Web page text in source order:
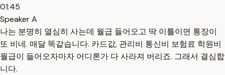
01:45
Speaker A
나는 분명히 열심히 사는데 월급 들어오고 딱 이틀이면 통장이
또 비네. 매달 똑같습니다. 카드값, 관리비 통신비 보험료 학원비
월급이 들어오자마자 어디론가 다 사라져 버리죠. 그래서 결심합
니다.